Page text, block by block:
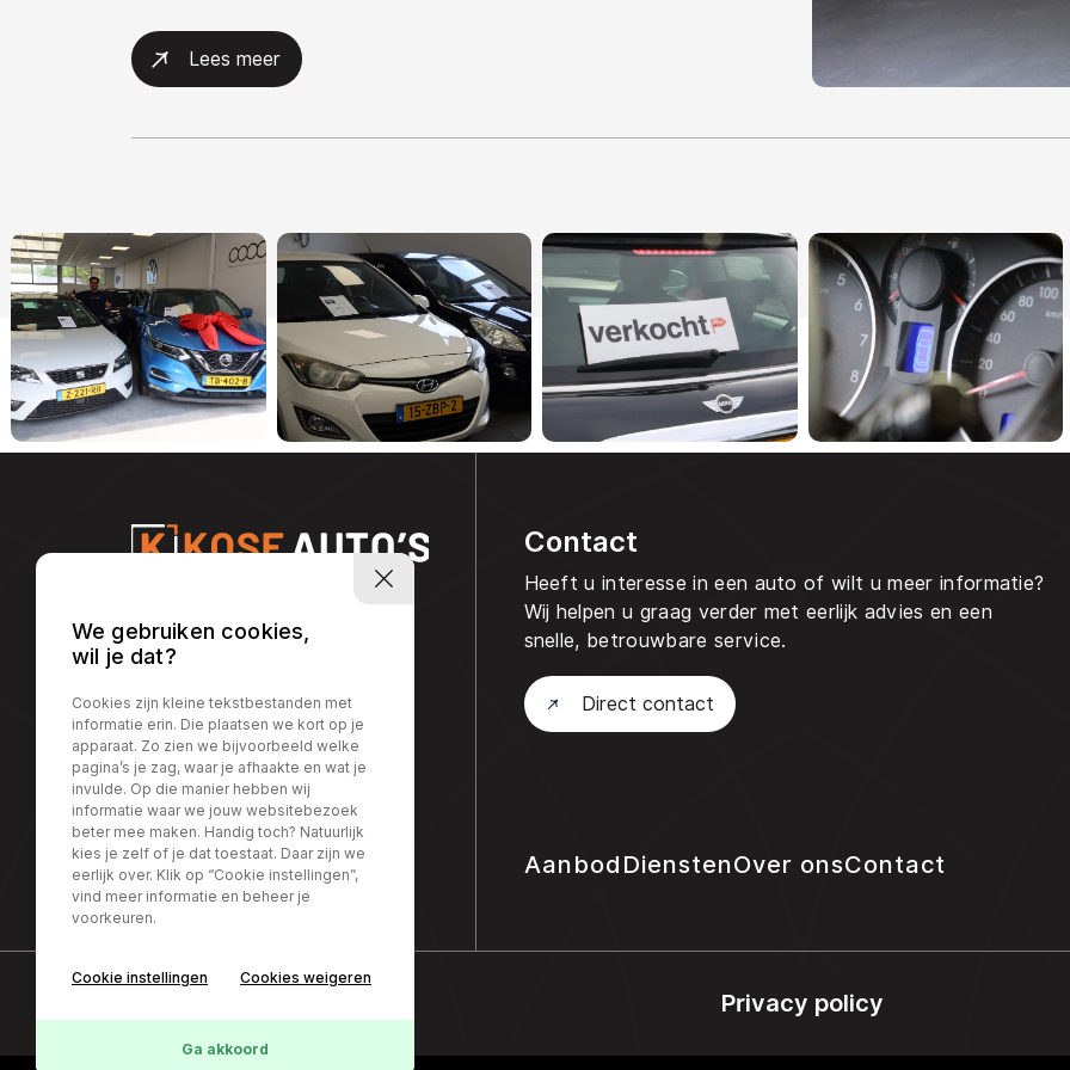
Lees meer
Contact
Heeft u interesse in een auto of wilt u meer informatie?
Wij helpen u graag verder met eerlijk advies en een
snelle, betrouwbare service.
Direct contact
Aanbod DienstenOver onsContact
Privacy policy
We gebruiken cookies,
wil je dat?
Cookies zijn kleine tekstbestanden met
informatie erin. Die plaatsen we kort op je
apparaat. Zo zien we bijvoorbeeld welke
pagina’s je zag, waar je afhaakte en wat je
invulde. Op die manier hebben wij
informatie waar we jouw websitebezoek
beter mee maken. Handig toch? Natuurlijk
kies je zelf of je dat toestaat. Daar zijn we
eerlijk over. Klik op “Cookie instellingen”,
vind meer informatie en beheer je
voorkeuren.
Cookie instellingen Cookies weigeren
Ga akkoord